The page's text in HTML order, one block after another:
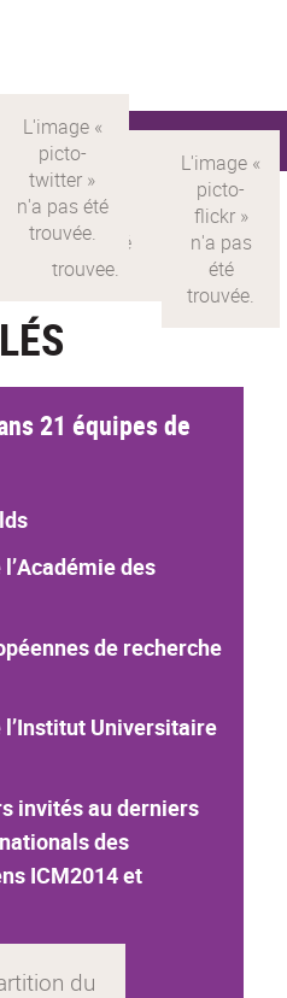
Version française
Chiffres clés
21 équipes de
des
de recherche
Universitaire
invités au derniers
des
ICM2014 et